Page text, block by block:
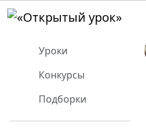
Уроки
Конкурсы
Подборки